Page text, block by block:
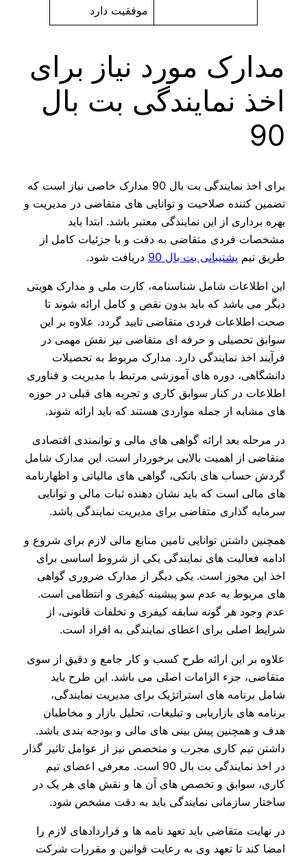
موفقیت دارد
مدارک مورد نیاز برای
اخذ نمایندگی بت بال
90
برای اخذ نمایندگی بت بال 90 مدارک خاصی نیاز است که
تضمین کننده صلاحیت و توانایی‌ های متقاضی در مدیریت و
بهره‌ برداری از این نمایندگی معتبر باشد. ابتدا باید
مشخصات فردی متقاضی به دقت و با جزئیات کامل از
طریق تیم پشتیبانی بت بال 90 دریافت شود.
این اطلاعات شامل شناسنامه، کارت ملی و مدارک هویتی
دیگر می‌ باشد که باید بدون نقص و کامل ارائه شوند تا
صحت اطلاعات فردی متقاضی تایید گردد. علاوه بر این
سوابق تحصیلی و حرفه‌ ای متقاضی نیز نقش مهمی در
فرآیند اخذ نمایندگی دارد. مدارک مربوط به تحصیلات
دانشگاهی، دوره‌ های آموزشی مرتبط با مدیریت و فناوری
اطلاعات در کنار سوابق کاری و تجربه‌ های قبلی در حوزه‌
های مشابه از جمله مواردی هستند که باید ارائه شوند.
در مرحله بعد ارائه گواهی‌ های مالی و توانمندی اقتصادی
متقاضی از اهمیت بالایی برخوردار است. این مدارک شامل
گردش حساب‌ های بانکی، گواهی‌ های مالیاتی و اظهارنامه‌
های مالی است که باید نشان‌ دهنده ثبات مالی و توانایی
سرمایه‌ گذاری متقاضی برای مدیریت نمایندگی باشد.
همچنین داشتن توانایی تامین منابع مالی لازم برای شروع و
ادامه فعالیت‌ های نمایندگی یکی از شروط اساسی برای
اخذ این مجوز است. یکی دیگر از مدارک ضروری گواهی‌
های مربوط به عدم سو پیشینه کیفری و انتظامی است.
عدم وجود هر گونه سابقه کیفری و تخلفات قانونی، از
شرایط اصلی برای اعطای نمایندگی به افراد است.
علاوه بر این ارائه طرح کسب‌ و کار جامع و دقیق از سوی
متقاضی، جزء الزامات اصلی می‌ باشد. این طرح باید
شامل برنامه‌ های استراتژیک برای مدیریت نمایندگی،
برنامه‌ های بازاریابی و تبلیغات، تحلیل بازار و مخاطبان
هدف و همچنین پیش‌ بینی‌ های مالی و بودجه‌ بندی باشد.
داشتن تیم کاری مجرب و متخصص نیز از عوامل تاثیر گذار
در اخذ نمایندگی بت بال 90 است. معرفی اعضای تیم
کاری، سوابق و تخصص‌ های آن ها و نقش‌ های هر یک در
ساختار سازمانی نمایندگی باید به دقت مشخص شود.
در نهایت متقاضی باید تعهد نامه‌ ها و قراردادهای لازم را
امضا کند تا تعهد وی به رعایت قوانین و مقررات شرکت